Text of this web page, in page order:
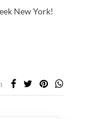
New York!